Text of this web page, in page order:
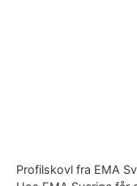
Profilskovl fra EMA